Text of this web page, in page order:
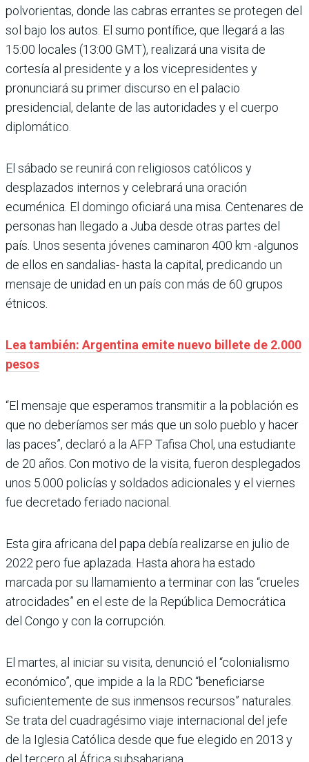
polvorientas, donde las cabras errantes se protegen del
sol bajo los autos. El sumo pontífice, que llegará a las
15:00 locales (13:00 GMT), realizará una visita de
cortesía al presidente y a los vicepresidentes y
pronunciará su primer discurso en el palacio
presidencial, delante de las autoridades y el cuerpo
diplomático.
El sábado se reunirá con religiosos católicos y
desplazados internos y celebrará una oración
ecuménica. El domingo oficiará una misa. Centenares de
personas han llegado a Juba desde otras partes del
país. Unos sesenta jóvenes caminaron 400 km -algunos
de ellos en sandalias- hasta la capital, predicando un
mensaje de unidad en un país con más de 60 grupos
étnicos.
Lea también: Argentina emite nuevo billete de 2.000
pesos
“El mensaje que esperamos transmitir a la población es
que no deberíamos ser más que un solo pueblo y hacer
las paces”, declaró a la AFP Tafisa Chol, una estudiante
de 20 años. Con motivo de la visita, fueron desplegados
unos 5.000 policías y soldados adicionales y el viernes
fue decretado feriado nacional.
Esta gira africana del papa debía realizarse en julio de
2022 pero fue aplazada. Hasta ahora ha estado
marcada por su llamamiento a terminar con las “crueles
atrocidades” en el este de la República Democrática
del Congo y con la corrupción.
El martes, al iniciar su visita, denunció el “colonialismo
económico”, que impide a la la RDC “beneficiarse
suficientemente de sus inmensos recursos” naturales.
Se trata del cuadragésimo viaje internacional del jefe
de la Iglesia Católica desde que fue elegido en 2013 y
del tercero al África subsahariana.